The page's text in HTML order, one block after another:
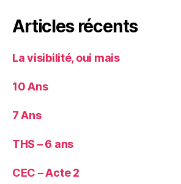
Articles récents
La visibilité, oui mais
10 Ans
7 Ans
THS – 6 ans
CEC – Acte 2